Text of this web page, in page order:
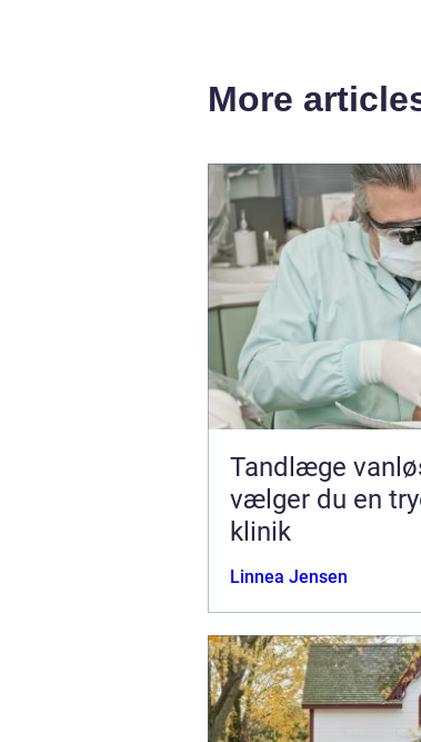
More
Tandlæge vanløse
vælger du en
klinik
Linnea Jensen